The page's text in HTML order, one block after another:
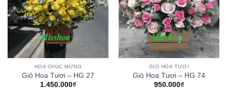
HOA CHÚC MỪNG
Giỏ Hoa Tươi – HG 27
1.450.000₫
GIỎ HOA TƯƠI
Giỏ Hoa Tươi – HG 74
950.000₫